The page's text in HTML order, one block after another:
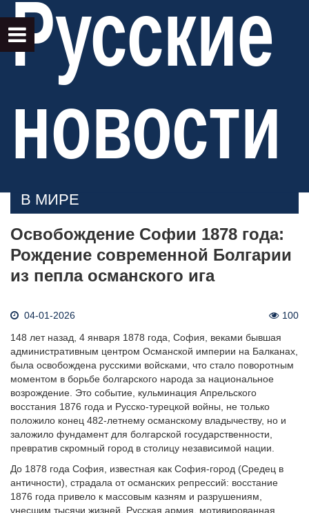
Русские
новости
В МИРЕ
Освобождение Софии 1878 года:
Рождение современной Болгарии
из пепла османского ига
04-01-2026
100
148 лет назад, 4 января 1878 года, София, веками бывшая
административным центром Османской империи на Балканах,
была освобождена русскими войсками, что стало поворотным
моментом в борьбе болгарского народа за национальное
возрождение. Это событие, кульминация Апрельского
восстания 1876 года и Русско-турецкой войны, не только
положило конец 482-летнему османскому владычеству, но и
заложило фундамент для болгарской государственности,
превратив скромный город в столицу независимой нации.
До 1878 года София, известная как София-город (Средец в
античности), страдала от османских репрессий: восстание
1876 года привело к массовым казням и разрушениям,
унесшим тысячи жизней. Русская армия, мотивированная